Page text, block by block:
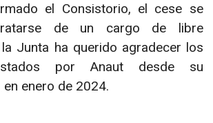
el Consistorio, el cese se
de un cargo de libre
Junta ha querido agradecer los
por Anaut desde su
enero de 2024.